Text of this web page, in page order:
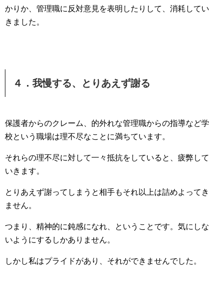
かりか、管理職に反対意見を表明したりして、消耗してい
きました。
４．我慢する、とりあえず謝る
保護者からのクレーム、的外れな管理職からの指導など学
校という職場は理不尽なことに満ちています。
それらの理不尽に対して一々抵抗をしていると、疲弊して
いきます。
とりあえず謝ってしまうと相手もそれ以上は詰めよってき
ません。
つまり、精神的に鈍感になれ、ということです。気にしな
いようにするしかありません。
しかし私はプライドがあり、それができませんでした。